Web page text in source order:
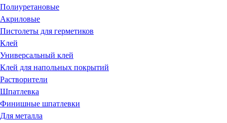
Полиуретановые
Акриловые
Пистолеты для герметиков
Клей
Универсальный клей
Клей для напольных покрытий
Растворители
Шпатлевка
Финишные шпатлевки
Для металла